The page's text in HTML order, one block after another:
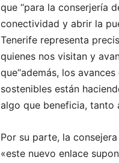
que “para la conserjería
conectividad y abrir la
Tenerife representa
quienes nos visitan y
que“además, los
sostenibles están
algo que beneficia, tanto
Por su parte, la
«este nuevo enlace